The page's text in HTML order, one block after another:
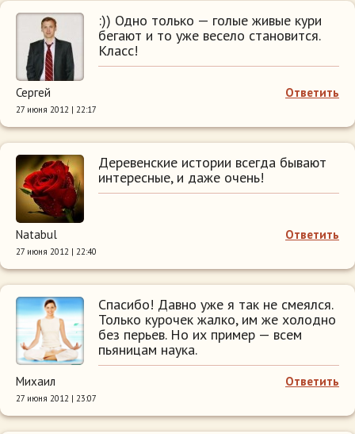
:)) Одно только — голые живые кури
бегают и то уже весело становится.
Класс!
Ответить
Сергей
27 июня 2012 | 22:17
Деревенские истории всегда бывают
интересные, и даже очень!
Ответить
Natabul
27 июня 2012 | 22:40
Спасибо! Давно уже я так не смеялся.
Только курочек жалко, им же холодно
без перьев. Но их пример — всем
пьяницам наука.
Ответить
Михаил
27 июня 2012 | 23:07